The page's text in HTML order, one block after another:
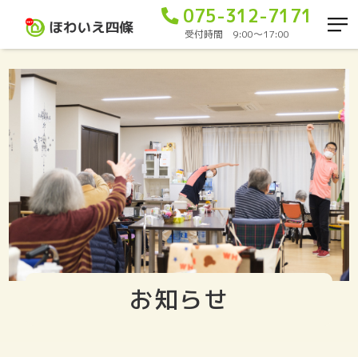
075-312-7171
受付時間 9:00〜17:00
お知らせ